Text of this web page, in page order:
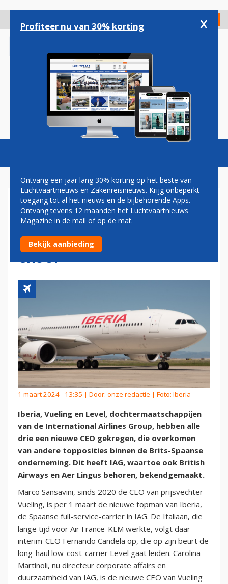
gaan
Check in
Magazine Podcasts Vacatures
STOELENDANS ROND
TOPPOSITIES IN DE
INTERNATIONAL AIRLINES
GROUP
1 maart 2024 - 13:35 | Door: onze redactie | Foto: Iberia
Iberia, Vueling en Level, dochtermaatschappijen
van de International Airlines Group, hebben alle
drie een nieuwe CEO gekregen, die overkomen
van andere topposities binnen de Brits-Spaanse
onderneming. Dit heeft IAG, waartoe ook British
Airways en Aer Lingus behoren, bekendgemaakt.
Marco Sansavini, sinds 2020 de CEO van prijsvechter
Vueling, is per 1 maart de nieuwe topman van Iberia,
de Spaanse full-service-carrier in IAG. De Italiaan, die
lange tijd voor Air France-KLM werkte, volgt daar
interim-CEO Fernando Candela op, die op zijn beurt de
long-haul low-cost-carrier Level gaat leiden. Carolina
Martinoli, nu directeur corporate affairs en
duurzaamheid van IAG, is de nieuwe CEO van Vueling
Profiteer nu van 30% korting x
Ontvang een jaar lang 30% korting op het beste van
Luchtvaartnieuws en Zakenreisnieuws. Krijg onbeperkt
toegang tot al het nieuws en de bijbehorende Apps.
Ontvang tevens 12 maanden het Luchtvaartnieuws
Magazine in de mail of op de mat.
Bekijk aanbieding